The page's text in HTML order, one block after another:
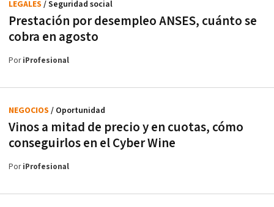
Prestación por desempleo ANSES, cuánto se
cobra en agosto
LEGALES / Seguridad social
PoriProfesional
Vinos a mitad de precio y en cuotas, cómo
conseguirlos en el Cyber Wine
NEGOCIOS / Oportunidad
PoriProfesional